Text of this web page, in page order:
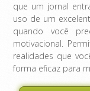
que um jornal
uso de um
quando você
motivacional.
realidades que
forma eficaz para